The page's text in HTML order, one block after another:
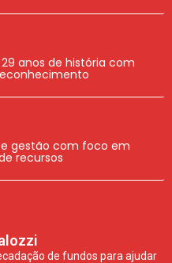
anos de história com
gestão com foco em
recursos
de fundos para ajudar